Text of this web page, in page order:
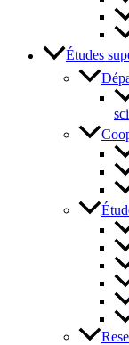
Études